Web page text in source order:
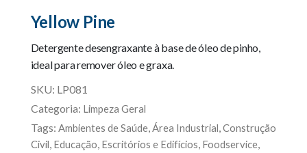
Yellow Pine
Detergente desengraxante à base de óleo de pinho,
ideal para remover óleo e graxa.
SKU: LP081
Categoria: Limpeza Geral
Tags: Ambientes de Saúde, Área Industrial Construção
Civil Educação Escritórios e Edifícios Foodservice,